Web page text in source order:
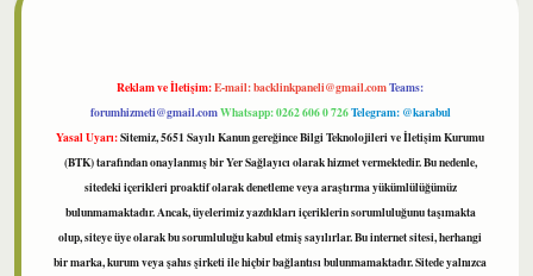
Reklam ve İletişim:E-mail:backlinkpaneli@gmail.comTeams:
forumhizmeti@gmail.comWhatsapp: 0262 606 0 726Telegram: @karabul
Yasal Uyarı:Sitemiz, 5651 Sayılı Kanun gereğince Bilgi Teknolojileri ve İletişim Kurumu
(BTK) tarafından onaylanmış bir Yer Sağlayıcı olarak hizmet vermektedir. Bu nedenle,
sitedeki içerikleri proaktif olarak denetleme veya araştırma yükümlülüğümüz
bulunmamaktadır. Ancak, üyelerimiz yazdıkları içeriklerin sorumluluğunu taşımakta
olup, siteye üye olarak bu sorumluluğu kabul etmiş sayılırlar. Bu internet sitesi, herhangi
bir marka, kurum veya şahıs şirketi ile hiçbir bağlantısı bulunmamaktadır. Sitede yalnızca